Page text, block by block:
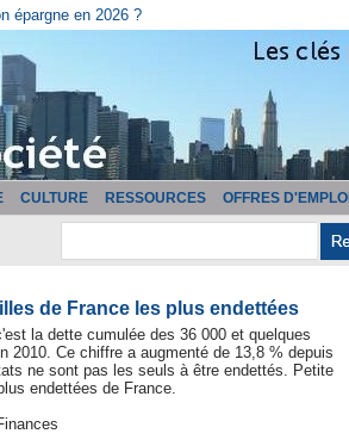
CULTURE RESSOURCES OFFRES D'EMPLOI
de France les plus endettées
la dette cumulée des 36 000 et quelques
2010. Ce chiffre a augmenté de 13,8 % depuis
ne sont pas les seuls à être endettés. Petite
endettées de France.